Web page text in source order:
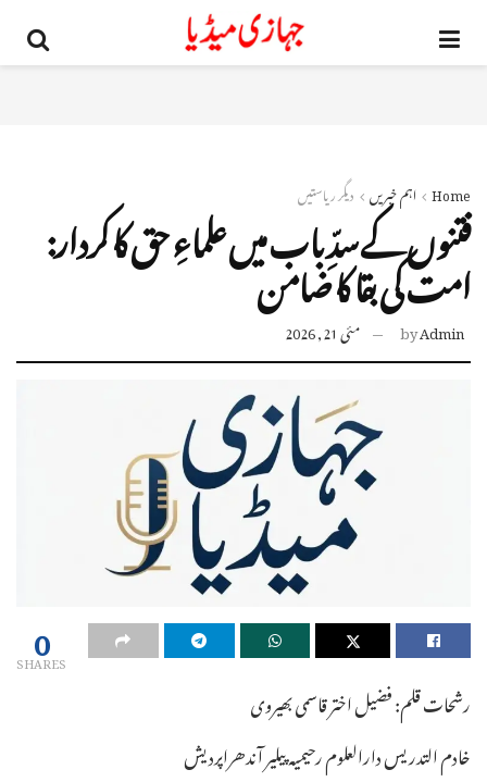
Home اہم خبریں دیگر ریاستیں
فتنوں کے سدِّ باب میں علماءِ حق کا کردار:
امت کی بقا کا ضامن
byAdmin مئی 21, 2026
0
SHARES
رشحات قلم: فضیل اختر قاسمی بھیروی
خادم التدریس دارالعلوم رحیمیہ پیلیر آندھراپردیش